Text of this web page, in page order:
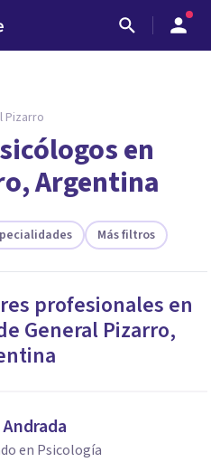
encontrar el
y te ofreceremos
Pizarro
en
Argentina
Más filtros
profesionales en
General Pizarro,
en Psicología